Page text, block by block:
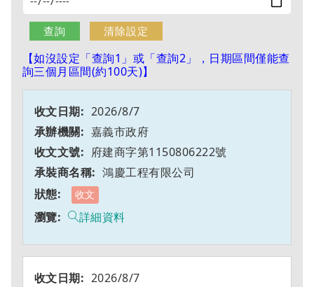
【如沒設定「查詢1」或「查詢2」，日期區間僅能查
詢三個月區間(約100天)】
2026/8/7
嘉義市政府
府建商字第1150806222號
鴻慶工程有限公司
收文
詳細資料
2026/8/7